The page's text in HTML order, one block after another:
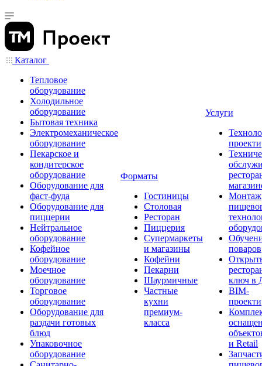
Каталог
Тепловое
оборудование
Холодильное
оборудование
Бытовая техника
Электромеханическое
оборудование
Пекарское и
кондитерское
оборудование
Оборудование для
фаст-фуда
Оборудование для
пиццерии
Нейтральное
оборудование
Кофейное
оборудование
Моечное
оборудование
Торговое
оборудование
Оборудование для
раздачи готовых
блюд
Упаковочное
оборудование
Форматы
Гостиницы
Столовая
Ресторан
Пиццерия
Супермаркеты
и магазины
Кофейни
Пекарни
Шаурмичные
Частные
кухни
премиум-
класса
Услуги
Монтаж
поваров
ключ в
BIM-
и Retail